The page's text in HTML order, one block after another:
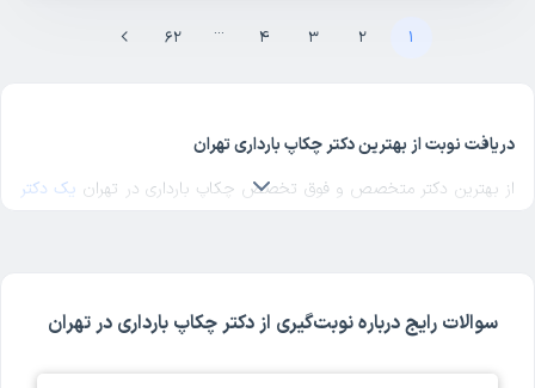
1
2
3
4
...
62
دریافت نوبت از بهترین دکتر چکاپ بارداری تهران
از بهترین دکتر متخصص و فوق تخصص چکاپ بارداری در تهران یک دکتر
مربوطه را بررسی کنید. دکترتو در تمام صفحات مربوط به دکترهای چکاپ
بارداری تهران، امکان بررسی کد نظام پزشکی، آدرس مطب و مراکز حضور
دکتر، شماره تماس و ثبت نوبت حضوری برای چکاپ بارداری در پروفایل هر
سوالات رایج درباره نوبت‌گیری از دکتر چکاپ بارداری در تهران